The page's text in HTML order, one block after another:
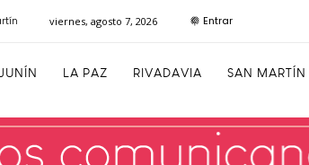
viernes, agosto 7, 2026 Entrar
LA PAZ RIVADAVIA SAN MARTÍN